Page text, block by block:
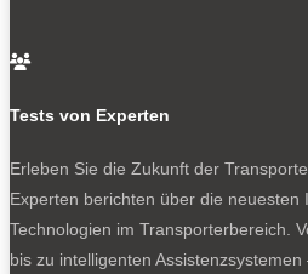

Tests von Experten
Erleben Sie die Zukunft der
Experten berichten über die neuesten
Technologien im Transporterbereich.
bis zu intelligenten